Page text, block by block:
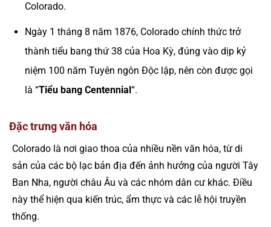
Colorado.
Ngày 1 tháng 8 năm 1876, Colorado chính thức trở
thành tiểu bang thứ 38 của Hoa Kỳ, đúng vào dịp kỷ
niệm 100 năm Tuyên ngôn Độc lập, nên còn được gọi
là “Tiểu bang Centennial“.
Đặc trưng văn hóa
Colorado là nơi giao thoa của nhiều nền văn hóa, từ di
sản của các bộ lạc bản địa đến ảnh hưởng của người Tây
Ban Nha, người châu Âu và các nhóm dân cư khác. Điều
này thể hiện qua kiến trúc, ẩm thực và các lễ hội truyền
thống.